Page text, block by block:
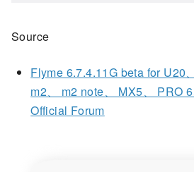
Source
Flyme 6.7.4.11G beta for U20
m2、 m2 note、 MX5、 PRO
Official Forum